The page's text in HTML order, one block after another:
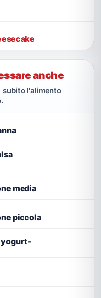
anche
l'alimento
media
piccola
yogurt -